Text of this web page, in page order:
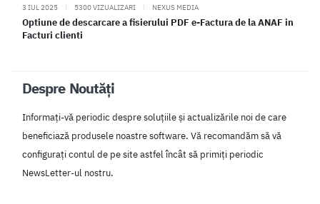
3 IUL 2025 | 5300 VIZUALIZARI | NEXUS MEDIA
Optiune de descarcare a fisierului PDF e-Factura de la ANAF in
Facturi clienti
Despre Noutăți
Informați-vă periodic despre soluțiile și actualizările noi de care
beneficiază produsele noastre software. Vă recomandăm să vă
configurați contul de pe site astfel încât să primiți periodic
NewsLetter-ul nostru.